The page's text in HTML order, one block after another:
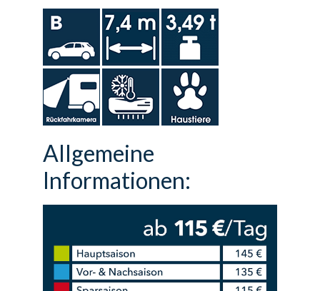
Allgemeine
Informationen: